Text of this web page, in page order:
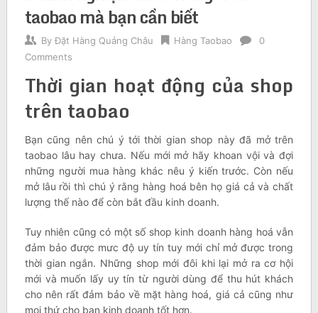
taobao mà bạn cần biết
By Đặt Hàng Quảng Châu Hàng Taobao
0
Comments
Thời gian hoạt động của shop
trên taobao
Bạn cũng nên chú ý tới thời gian shop này đã mở trên
taobao lâu hay chưa. Nếu mới mở hãy khoan vội và đợi
những người mua hàng khác nêu ý kiến trước. Còn nếu
mở lâu rồi thì chú ý rằng hàng hoá bên họ giá cả và chất
lượng thế nào để còn bắt đầu kinh doanh.
Tuy nhiên cũng có một số shop kinh doanh hàng hoá vẫn
đảm bảo được mưc độ uy tín tuy mới chỉ mở được trong
thời gian ngắn. Những shop mới đôi khi lại mở ra cơ hội
mới và muốn lấy uy tín từ người dùng để thu hút khách
cho nên rất đảm bảo về mặt hàng hoá, giá cả cũng như
mọi thứ cho bạn kinh doanh tốt hơn.